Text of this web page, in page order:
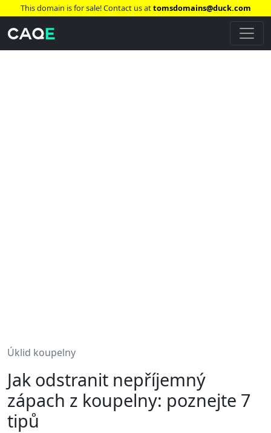
This domain is for sale! Contact us attomsdomains@duck.com
Úklid koupelny
Jak odstranit nepříjemný
zápach z koupelny: poznejte 7
tipů